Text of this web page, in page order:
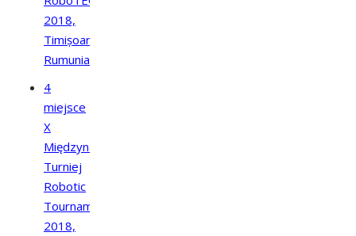
2018,
Timișoara,
Rumunia
4
miejsce
X
Międzynarodowy
Turniej
Robotic
Tournament
2018,